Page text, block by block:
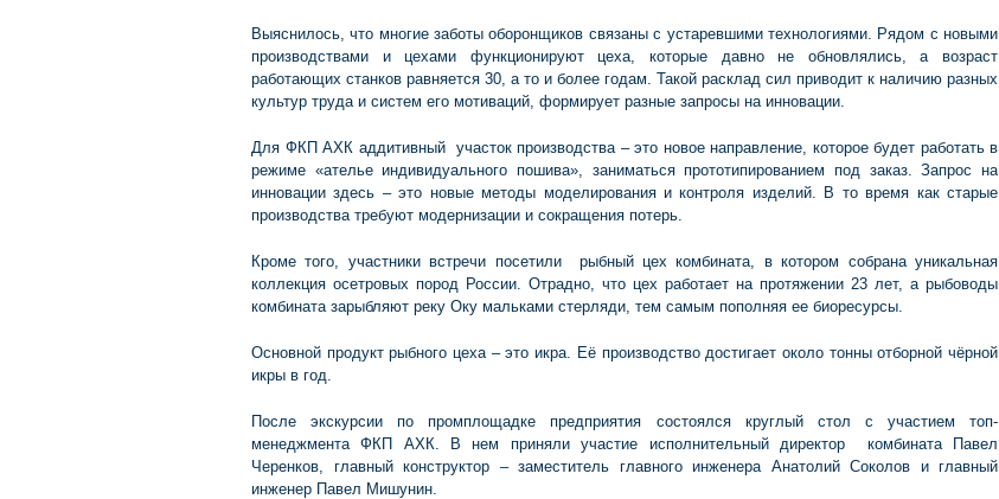
Выяснилось, что многие заботы оборонщиков связаны с устаревшими технологиями. Рядом с новыми
производствами и цехами функционируют цеха, которые давно не обновлялись, а возраст
работающих станков равняется 30, а то и более годам. Такой расклад сил приводит к наличию разных
культур труда и систем его мотиваций, формирует разные запросы на инновации.
Для ФКП АХК аддитивный участок производства – это новое направление, которое будет работать в
режиме «ателье индивидуального пошива», заниматься прототипированием под заказ. Запрос на
инновации здесь – это новые методы моделирования и контроля изделий. В то время как старые
производства требуют модернизации и сокращения потерь.
Кроме того, участники встречи посетили рыбный цех комбината, в котором собрана уникальная
коллекция осетровых пород России. Отрадно, что цех работает на протяжении 23 лет, а рыбоводы
комбината зарыбляют реку Оку мальками стерляди, тем самым пополняя ее биоресурсы.
Основной продукт рыбного цеха – это икра. Её производство достигает около тонны отборной чёрной
икры в год.
После экскурсии по промплощадке предприятия состоялся круглый стол с участием топ-
менеджмента ФКП АХК. В нем приняли участие исполнительный директор комбината Павел
Черенков, главный конструктор – заместитель главного инженера Анатолий Соколов и главный
инженер Павел Мишунин.